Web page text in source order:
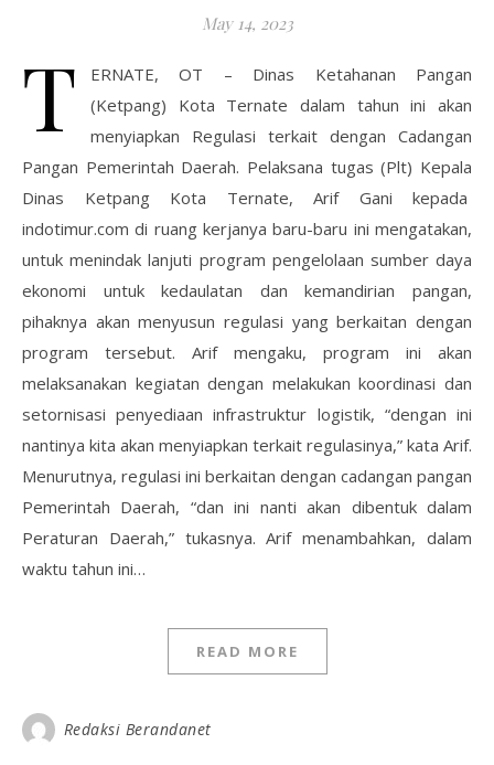
May 14, 2023
T
ERNATE, OT – Dinas Ketahanan Pangan
(Ketpang) Kota Ternate dalam tahun ini akan
menyiapkan Regulasi terkait dengan Cadangan
Pangan Pemerintah Daerah. Pelaksana tugas (Plt) Kepala
Dinas Ketpang Kota Ternate, Arif Gani kepada
indotimur.com di ruang kerjanya baru-baru ini mengatakan,
untuk menindak lanjuti program pengelolaan sumber daya
ekonomi untuk kedaulatan dan kemandirian pangan,
pihaknya akan menyusun regulasi yang berkaitan dengan
program tersebut. Arif mengaku, program ini akan
melaksanakan kegiatan dengan melakukan koordinasi dan
setornisasi penyediaan infrastruktur logistik, “dengan ini
nantinya kita akan menyiapkan terkait regulasinya,” kata Arif.
Menurutnya, regulasi ini berkaitan dengan cadangan pangan
Pemerintah Daerah, “dan ini nanti akan dibentuk dalam
Peraturan Daerah,” tukasnya. Arif menambahkan, dalam
waktu tahun ini…
READ MORE
Redaksi Berandanet